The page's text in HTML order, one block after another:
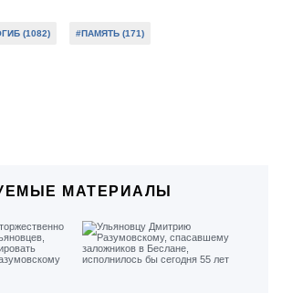
(1082) #ПАМЯТЬ (171)
МАТЕРИАЛЫ